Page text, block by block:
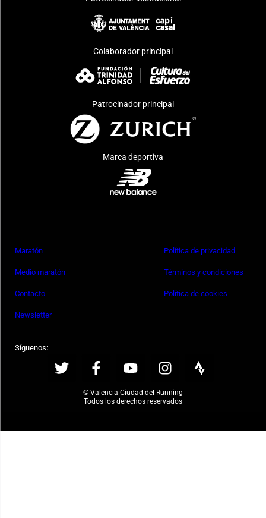
Colaborador principal
Patrocinador principal
Marca deportiva
Maratón
Medio maratón
Contacto
Newsletter
Política de privacidad
Términos y condiciones
Política de cookies
Síguenos:
© Valencia Ciudad del Running
Todos los derechos reservados